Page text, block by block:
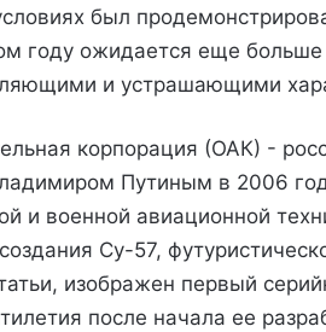
был
году ожидается еще
и устрашающими
корпорация (ОАК) -
Путиным в 2006
и военной авиационной
Су-57,
изображен первый
после начала ее